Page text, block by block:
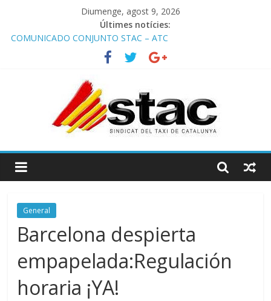
Diumenge, agost 9, 2026
Últimes notícies:
COMUNICADO CONJUNTO STAC – ATC
Comunicado STAC/ ATC de la reunión con los Mossos d
‘Esquadra del aeropuerto de Barcelona.
Programa de Radio TAXI LIBRE 29.07.2026 en COOLTURA FM.
STAC/ATC SOLICITAN TAULA TÈCNICA PARA MEJORAR LA
OPERATIVA DE ENTRADA EN EL PUERTO DE BARCELONA.
Programa de Radio TAXI LIBRE 22.07.2026 en COOLTURA FM.
General
Barcelona despierta
empapelada:Regulación
horaria ¡YA!